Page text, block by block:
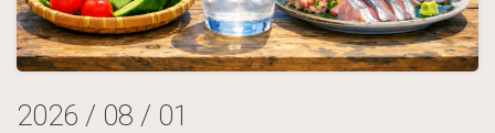
2026 / 08 / 01